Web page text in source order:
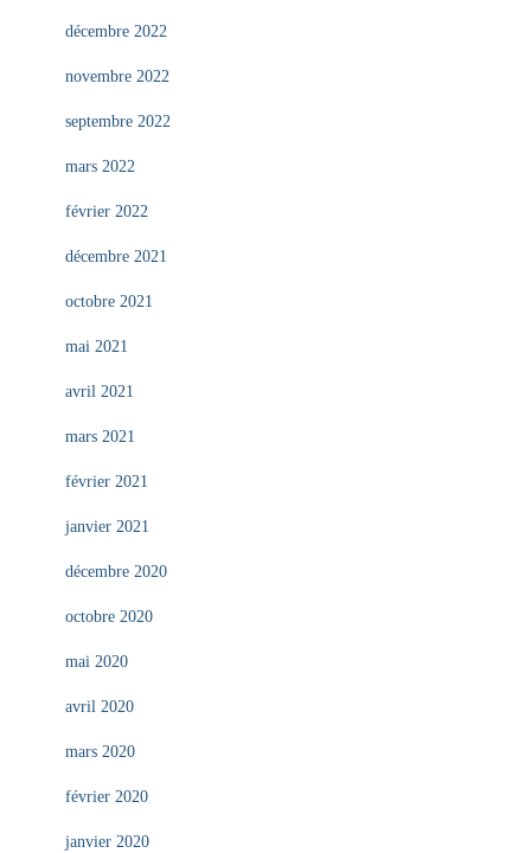
décembre 2022
novembre 2022
septembre 2022
mars 2022
février 2022
décembre 2021
octobre 2021
mai 2021
avril 2021
mars 2021
février 2021
janvier 2021
décembre 2020
octobre 2020
mai 2020
avril 2020
mars 2020
février 2020
janvier 2020